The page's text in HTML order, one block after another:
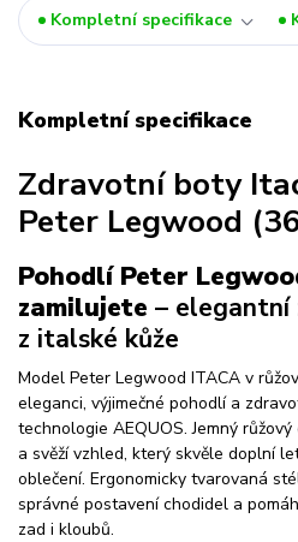
Kompletní specifikace
Kompletní specifikace
Zdravotní boty
Peter Legwood
Pohodlí Peter
zamilujete – elegantní
z italské kůže
Model Peter Legwood ITACA v
eleganci, výjimečné pohodlí a
technologie AEQUOS. Jemný
a svěží vzhled, který skvěle doplní
oblečení. Ergonomicky tvarovaná
správné postavení chodidel a
zad i kloubů.